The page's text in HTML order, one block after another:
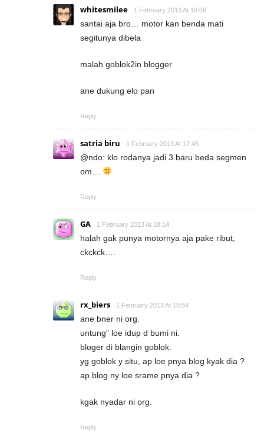
whitesmilee 1 February 2013 At 16:09
santai aja bro… motor kan benda mati
segitunya dibela
malah goblok2in blogger
ane dukung elo pan
Reply
satria biru 1 February 2013 At 17:45
@ndo: klo rodanya jadi 3 baru beda segmen
om…
Reply
GA 1 February 2013 At 18:14
halah gak punya motornya aja pake ribut,
ckckck….
Reply
rx_biers 1 February 2013 At 18:54
ane bner ni org.
untung” loe idup d bumi ni.
bloger di blangin goblok.
yg goblok y situ, ap loe pnya blog kyak dia ?
ap blog ny loe srame pnya dia ?
kgak nyadar ni org.
Reply